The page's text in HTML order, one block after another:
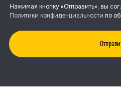
Нажимая кнопку «Отправить», вы
Политики конфиденциальности по